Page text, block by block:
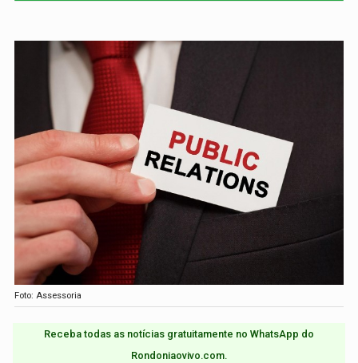
Foto: Assessoria
Receba todas as notícias gratuitamente no WhatsApp do
Rondoniaovivo.com.​